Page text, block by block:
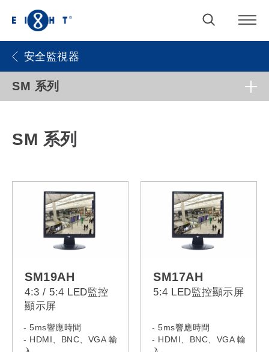
安全監視器
SM 系列
SM 系列
SM19AH
4:3 / 5:4 LED監控
顯示屏
- 5ms響應時間
- HDMI、BNC、VGA 輸
SM17AH
5:4 LED監控顯示屏
- 5ms響應時間
- HDMI、BNC、VGA 輸